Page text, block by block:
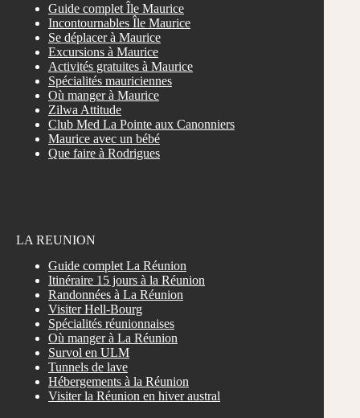
Guide complet Île Maurice
Incontournables Île Maurice
Se déplacer à Maurice
Excursions à Maurice
Activités gratuites à Maurice
Spécialités mauriciennes
Où manger à Maurice
Zilwa Attitude
Club Med La Pointe aux Canonniers
Maurice avec un bébé
Que faire à Rodrigues
LA REUNION
Guide complet La Réunion
Itinéraire 15 jours à la Réunion
Randonnées à La Réunion
Visiter Hell-Bourg
Spécialités réunionnaises
Où manger à La Réunion
Survol en ULM
Tunnels de lave
Hébergements à la Réunion
Visiter la Réunion en hiver austral